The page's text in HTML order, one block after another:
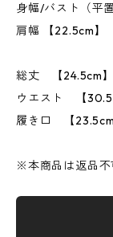
身幅/バスト（平
肩幅 【22.5cm】
総丈 【24.5cm】
ウエスト 【
履き口 【23.5cm
※本商品は返品不